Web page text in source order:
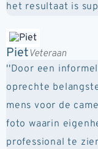
het resultaat is
PietVeteraan
''Door een
oprechte
mens voor de
foto waarin
professional te